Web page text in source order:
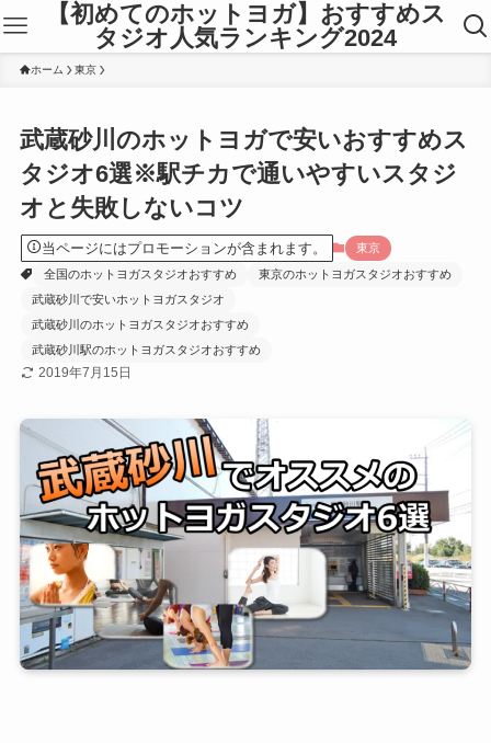
【初めてのホットヨガ】おすすめス
タジオ人気ランキング2024
ホーム 東京
武蔵砂川のホットヨガで安いおすすめス
タジオ6選※駅チカで通いやすいスタジ
オと失敗しないコツ
当ページにはプロモーションが含まれます。
東京
全国のホットヨガスタジオおすすめ
東京のホットヨガスタジオおすすめ
武蔵砂川で安いホットヨガスタジオ
武蔵砂川のホットヨガスタジオおすすめ
武蔵砂川駅のホットヨガスタジオおすすめ
2019年7月15日